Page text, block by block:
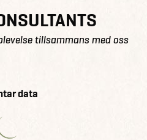
tillsammans med oss
data